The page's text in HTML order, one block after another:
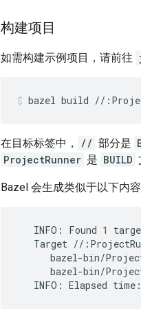
构建项目
如需构建示例项目，请前往
bazel build //
在目标标签中， // 部分是
ProjectRunner 是 BUILD
Bazel 会生成类似于以下内容
INFO: Found 1
Target //
INFO: Elapsed time: